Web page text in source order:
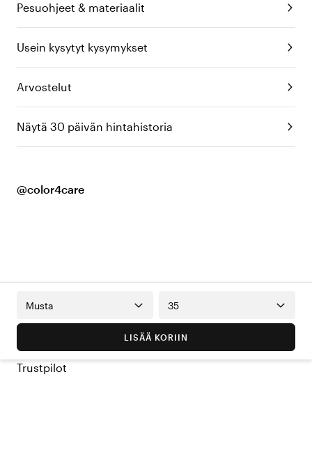
Pesuohjeet & materiaalit
Usein kysytyt kysymykset
Arvostelut
Näytä 30 päivän hintahistoria
@color4care
Musta 35
LISÄÄ KORIIN
Trustpilot